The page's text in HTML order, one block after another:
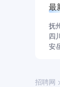
最
抚
四
安
招聘网 >